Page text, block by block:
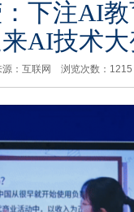
下注AI
AI技术
：互联网 浏览次数：